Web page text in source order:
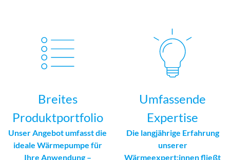
Breites
Produktportfolio
Unser Angebot umfasst die
ideale Wärmepumpe für
Ihre Anwendung –
Umfassende
Expertise
Die langjährige Erfahrung
unserer
Wärmeexpert:innen fließt